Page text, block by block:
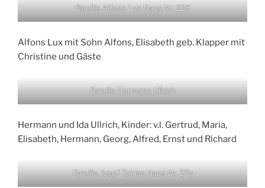
Familie Alfons Lux Haus Nr. 229
Alfons Lux mit Sohn Alfons, Elisabeth geb. Klapper mit
Christine und Gäste
Familie Hermann Ullrich
Hermann und Ida Ullrich, Kinder: v.l. Gertrud, Maria,
Elisabeth, Hermann, Georg, Alfred, Ernst und Richard
Familie Josef Tobias Haus Nr. 27a